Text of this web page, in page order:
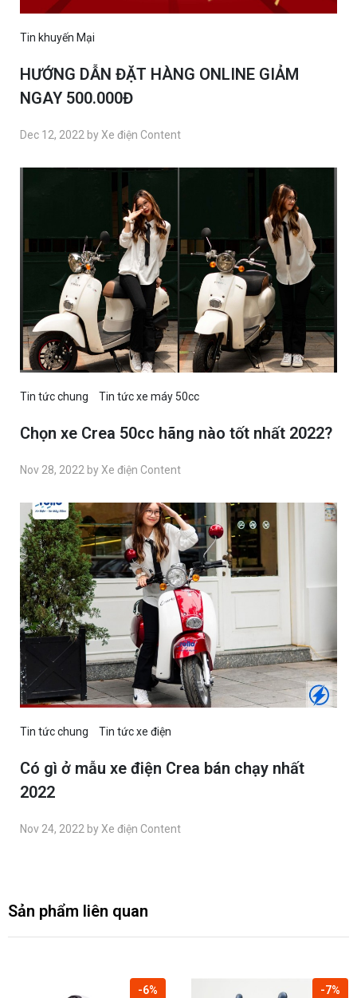
Tin khuyến Mại
HƯỚNG DẪN ĐẶT HÀNG ONLINE GIẢM
NGAY 500.000Đ
Dec 12, 2022 by Xe điện Content
Tin tức chung Tin tức xe máy 50cc
Chọn xe Crea 50cc hãng nào tốt nhất 2022?
Nov 28, 2022 by Xe điện Content
Tin tức chung Tin tức xe điện
Có gì ở mẫu xe điện Crea bán chạy nhất
2022
Nov 24, 2022 by Xe điện Content
Sản phẩm liên quan
-7% -5%